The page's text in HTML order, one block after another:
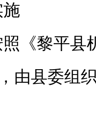
《黎平县
由县委组